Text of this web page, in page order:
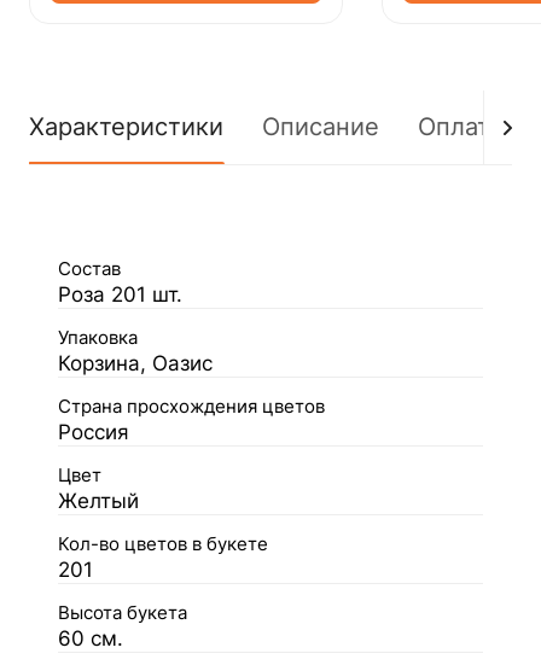
Характеристики Описание Оплата
Состав
Роза 201 шт.
Упаковка
Корзина, Оазис
Страна просхождения цветов
Россия
Цвет
Желтый
Кол-во цветов в букете
201
Высота букета
60 см.